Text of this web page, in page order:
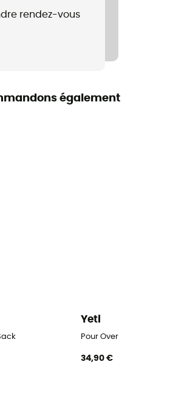
rendez-vous
également
Yeti
Pour Over
34,90 €